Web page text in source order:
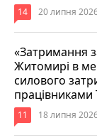
14 20 липня
«Затримання
Житомирі в
силового
11 18 липня